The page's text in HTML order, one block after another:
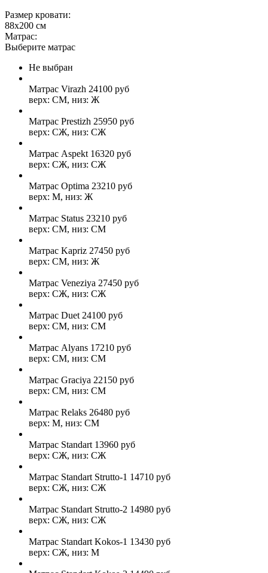
Размер кровати:
88x200 см
Матрас:
Выберите матрас
Не выбран
Матрас Virazh 24100 руб
верх: СМ, низ: Ж
Матрас Prestizh 25950 руб
верх: СЖ, низ: СЖ
Матрас Aspekt 16320 руб
верх: СЖ, низ: СЖ
Матрас Optima 23210 руб
верх: М, низ: Ж
Матрас Status 23210 руб
верх: СМ, низ: СМ
Матрас Kapriz 27450 руб
верх: СМ, низ: Ж
Матрас Veneziya 27450 руб
верх: СЖ, низ: СЖ
Матрас Duet 24100 руб
верх: СМ, низ: СМ
Матрас Alyans 17210 руб
верх: СМ, низ: СМ
Матрас Graciya 22150 руб
верх: СМ, низ: СМ
Матрас Relaks 26480 руб
верх: М, низ: СМ
Матрас Standart 13960 руб
верх: СЖ, низ: СЖ
Матрас Standart Strutto-1 14710 руб
верх: СЖ, низ: СЖ
Матрас Standart Strutto-2 14980 руб
верх: СЖ, низ: СЖ
Матрас Standart Kokos-1 13430 руб
верх: СЖ, низ: М